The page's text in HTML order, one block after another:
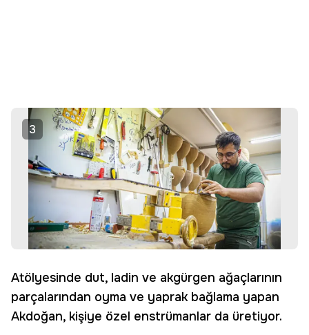
3
Atölyesinde dut, ladin ve akgürgen ağaçlarının
parçalarından oyma ve yaprak bağlama yapan
Akdoğan, kişiye özel enstrümanlar da üretiyor.